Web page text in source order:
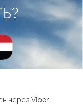
через Viber